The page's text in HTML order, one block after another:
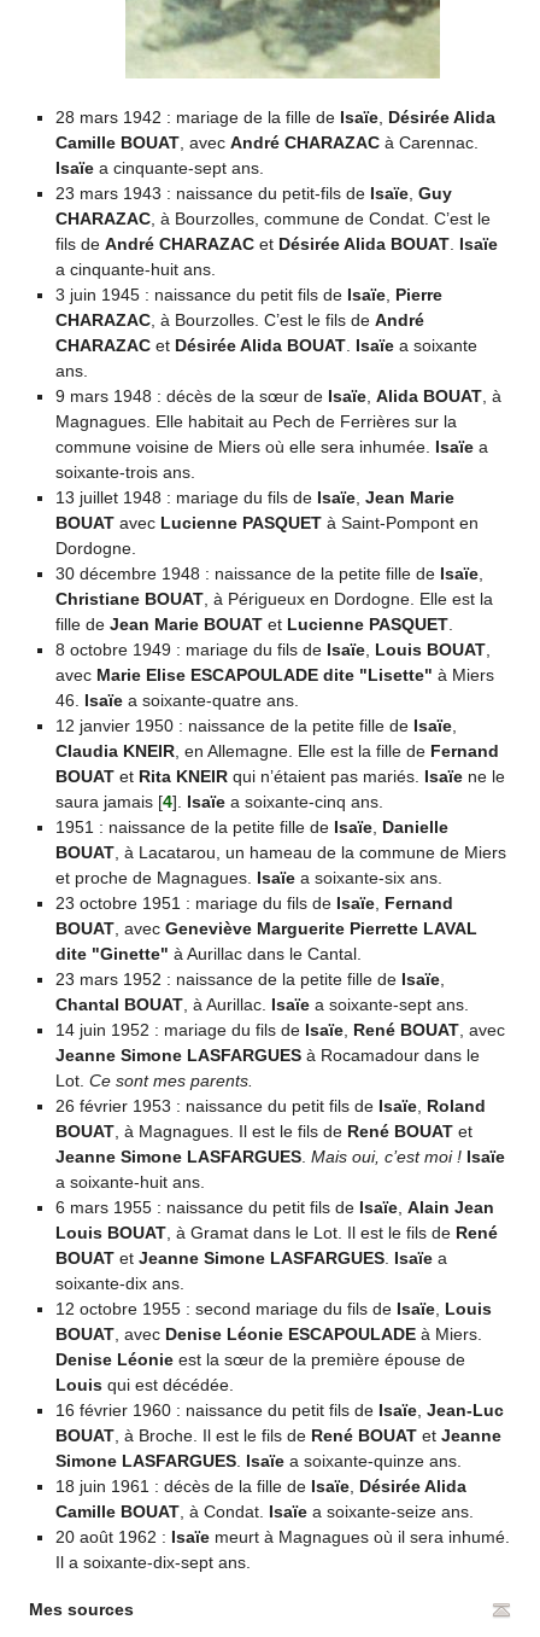
28 mars 1942 : mariage de la fille de Isaïe, Désirée Alida
Camille BOUAT, avec André CHARAZACà Carennac.
Isaïea cinquante-sept ans.
23 mars 1943 : naissance du petit-fils de Isaïe, Guy
CHARAZAC, à Bourzolles, commune de Condat. C’est le
fils de André CHARAZACet Désirée Alida BOUAT. Isaïe
a cinquante-huit ans.
3 juin 1945 : naissance du petit fils de Isaïe, Pierre
CHARAZAC, à Bourzolles. C’est le fils de André
CHARAZACet Désirée Alida BOUAT. Isaïea soixante
ans.
9 mars 1948 : décès de la sœur de Isaïe, Alida BOUAT, à
Magnagues. Elle habitait au Pech de Ferrières sur la
commune voisine de Miers où elle sera inhumée. Isaïea
soixante-trois ans.
13 juillet 1948 : mariage du fils de Isaïe, Jean Marie
BOUATavec Lucienne PASQUETà Saint-Pompont en
Dordogne.
30 décembre 1948 : naissance de la petite fille de Isaïe,
Christiane BOUAT, à Périgueux en Dordogne. Elle est la
fille de Jean Marie BOUATet Lucienne PASQUET.
8 octobre 1949 : mariage du fils de Isaïe, Louis BOUAT,
avec Marie Elise ESCAPOULADE dite "Lisette" à Miers
46. Isaïea soixante-quatre ans.
12 janvier 1950 : naissance de la petite fille de Isaïe,
Claudia KNEIR, en Allemagne. Elle est la fille de Fernand
BOUATet Rita KNEIRqui n’étaient pas mariés. Isaïene le
saura jamais[4] Isaïea soixante-cinq ans.
1951 : naissance de la petite fille de Isaïe, Danielle
BOUAT, à Lacatarou, un hameau de la commune de Miers
et proche de Magnagues. Isaïea soixante-six ans.
23 octobre 1951 : mariage du fils de Isaïe, Fernand
BOUAT, avec Geneviève Marguerite Pierrette LAVAL
dite "Ginette" à Aurillac dans le Cantal.
23 mars 1952 : naissance de la petite fille de Isaïe,
Chantal BOUAT, à Aurillac. Isaïea soixante-sept ans.
14 juin 1952 : mariage du fils de Isaïe, René BOUAT, avec
Jeanne Simone LASFARGUESà Rocamadour dans le
Lot. Ce sont mes parents.
26 février 1953 : naissance du petit fils de Isaïe, Roland
BOUAT, à Magnagues. Il est le fils de René BOUATet
Jeanne Simone LASFARGUES. Mais oui, c’est moi ! Isaïe
a soixante-huit ans.
6 mars 1955 : naissance du petit fils de Isaïe, Alain Jean
Louis BOUAT, à Gramat dans le Lot. Il est le fils de René
BOUATet Jeanne Simone LASFARGUES. Isaïea
soixante-dix ans.
12 octobre 1955 : second mariage du fils de Isaïe, Louis
BOUAT, avec Denise Léonie ESCAPOULADEà Miers.
Denise Léonieest la sœur de la première épouse de
Louisqui est décédée.
16 février 1960 : naissance du petit fils de Isaïe, Jean-Luc
BOUAT, à Broche. Il est le fils de René BOUATet Jeanne
Simone LASFARGUES. Isaïea soixante-quinze ans.
18 juin 1961 : décès de la fille de Isaïe, Désirée Alida
Camille BOUAT, à Condat. Isaïea soixante-seize ans.
20 août 1962 : Isaïemeurt à Magnagues où il sera inhumé.
Il a soixante-dix-sept ans.
Mes sources